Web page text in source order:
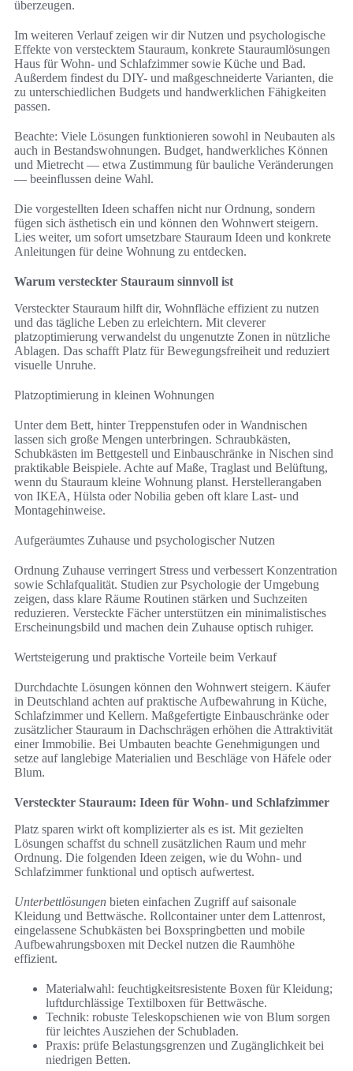
überzeugen.
Im weiteren Verlauf zeigen wir dir Nutzen und psychologische
Effekte von verstecktem Stauraum, konkrete Stauraumlösungen
Haus für Wohn- und Schlafzimmer sowie Küche und Bad.
Außerdem findest du DIY- und maßgeschneiderte Varianten, die
zu unterschiedlichen Budgets und handwerklichen Fähigkeiten
passen.
Beachte: Viele Lösungen funktionieren sowohl in Neubauten als
auch in Bestandswohnungen. Budget, handwerkliches Können
und Mietrecht — etwa Zustimmung für bauliche Veränderungen
— beeinflussen deine Wahl.
Die vorgestellten Ideen schaffen nicht nur Ordnung, sondern
fügen sich ästhetisch ein und können den Wohnwert steigern.
Lies weiter, um sofort umsetzbare Stauraum Ideen und konkrete
Anleitungen für deine Wohnung zu entdecken.
Warum versteckter Stauraum sinnvoll ist
Versteckter Stauraum hilft dir, Wohnfläche effizient zu nutzen
und das tägliche Leben zu erleichtern. Mit cleverer
platzoptimierung verwandelst du ungenutzte Zonen in nützliche
Ablagen. Das schafft Platz für Bewegungsfreiheit und reduziert
visuelle Unruhe.
Platzoptimierung in kleinen Wohnungen
Unter dem Bett, hinter Treppenstufen oder in Wandnischen
lassen sich große Mengen unterbringen. Schraubkästen,
Schubkästen im Bettgestell und Einbauschränke in Nischen sind
praktikable Beispiele. Achte auf Maße, Traglast und Belüftung,
wenn du Stauraum kleine Wohnung planst. Herstellerangaben
von IKEA, Hülsta oder Nobilia geben oft klare Last- und
Montagehinweise.
Aufgeräumtes Zuhause und psychologischer Nutzen
Ordnung Zuhause verringert Stress und verbessert Konzentration
sowie Schlafqualität. Studien zur Psychologie der Umgebung
zeigen, dass klare Räume Routinen stärken und Suchzeiten
reduzieren. Versteckte Fächer unterstützen ein minimalistisches
Erscheinungsbild und machen dein Zuhause optisch ruhiger.
Wertsteigerung und praktische Vorteile beim Verkauf
Durchdachte Lösungen können den Wohnwert steigern. Käufer
in Deutschland achten auf praktische Aufbewahrung in Küche,
Schlafzimmer und Kellern. Maßgefertigte Einbauschränke oder
zusätzlicher Stauraum in Dachschrägen erhöhen die Attraktivität
einer Immobilie. Bei Umbauten beachte Genehmigungen und
setze auf langlebige Materialien und Beschläge von Häfele oder
Blum.
Versteckter Stauraum: Ideen für Wohn- und Schlafzimmer
Platz sparen wirkt oft komplizierter als es ist. Mit gezielten
Lösungen schaffst du schnell zusätzlichen Raum und mehr
Ordnung. Die folgenden Ideen zeigen, wie du Wohn- und
Schlafzimmer funktional und optisch aufwertest.
Unterbettlösungen bieten einfachen Zugriff auf saisonale
Kleidung und Bettwäsche. Rollcontainer unter dem Lattenrost,
eingelassene Schubkästen bei Boxspringbetten und mobile
Aufbewahrungsboxen mit Deckel nutzen die Raumhöhe
effizient.
Materialwahl: feuchtigkeitsresistente Boxen für Kleidung;
luftdurchlässige Textilboxen für Bettwäsche.
Technik: robuste Teleskopschienen wie von Blum sorgen
für leichtes Ausziehen der Schubladen.
Praxis: prüfe Belastungsgrenzen und Zugänglichkeit bei
niedrigen Betten.